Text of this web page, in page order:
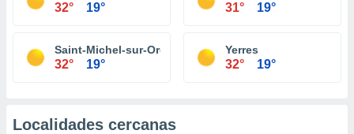
32° 19° 31° 19°
Saint-Michel-sur-Orge
32° 19°
Yerres
32° 19°
Localidades cercanas